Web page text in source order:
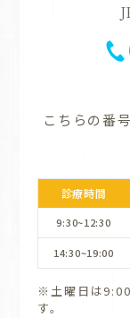
こちらの番
診療時間
9:30~12:30
14:30~19:00
※土曜日は
す。